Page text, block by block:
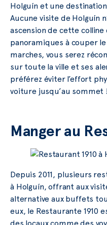
Holguín et une
Aucune visite de Holguín
ascension de cette
panoramiques à couper
marches, vous serez
sur toute la ville et ses
préférez éviter l’effort
voiture jusqu’au sommet
Manger au
Depuis 2011, plusieurs
à Holguín, offrant aux
alternative aux buffets
eux, le Restaurante 1910
des locaux comme des